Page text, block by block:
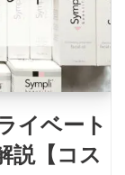
イベート
説【コス